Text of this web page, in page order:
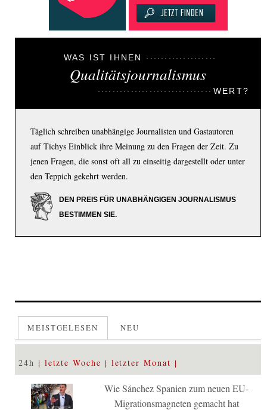
WAS IST IHNEN
Qualitätsjournalismus
WERT?
Täglich schreiben unabhängige Journalisten und Gastautoren
auf Tichys Einblick ihre Meinung zu den Fragen der Zeit. Zu
jenen Fragen, die sonst oft all zu einseitig dargestellt oder unter
den Teppich gekehrt werden.
DEN PREIS FÜR UNABHÄNGIGEN JOURNALISMUS
BESTIMMEN SIE.
MEISTGELESEN NEU
24h letzte Woche letzter Monat
Wie Sánchez Spanien zum neuen EU-
Migrationsmagneten gemacht hat